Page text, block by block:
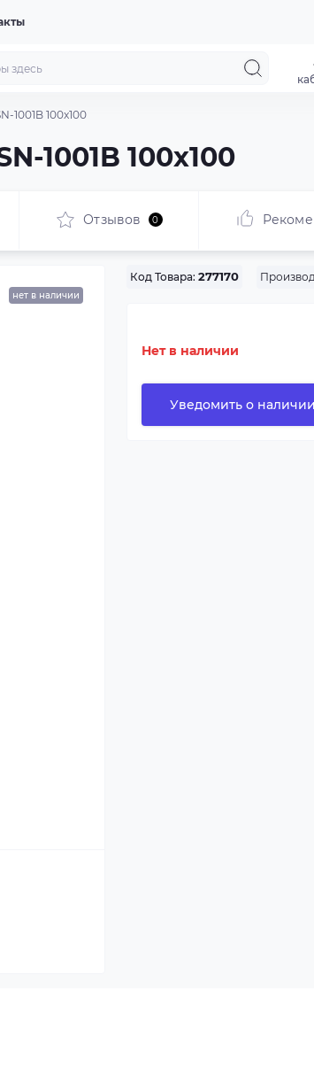
1001B 100x100
1001B 100x100
Отзывов 0
нет в наличии
Код Товара: 277170
Нет в наличии
Уведомить о